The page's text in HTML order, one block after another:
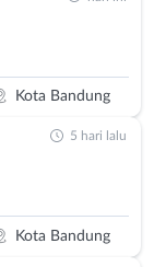
Kota Bandung
Kota Bandung
5 hari lalu